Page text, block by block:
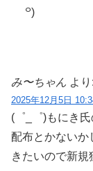
꒪)
み〜ちゃん より:
2025年12月5日
(゜_゜)もにき
配布とかない
きたいので新